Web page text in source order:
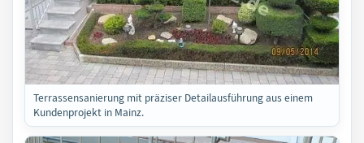
Terrassensanierung mit präziser Detailausführung aus einem
Kundenprojekt in Mainz.